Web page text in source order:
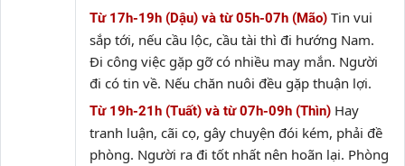
Từ 17h-19h (Dậu) và từ 05h-07h (Mão) Tin vui
sắp tới, nếu cầu lộc, cầu tài thì đi hướng Nam.
Đi công việc gặp gỡ có nhiều may mắn. Người
đi có tin về. Nếu chăn nuôi đều gặp thuận lợi.
Từ 19h-21h (Tuất) và từ 07h-09h (Thìn) Hay
tranh luận, cãi cọ, gây chuyện đói kém, phải đề
phòng. Người ra đi tốt nhất nên hoãn lại. Phòng